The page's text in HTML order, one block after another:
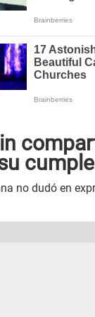
no dudó en